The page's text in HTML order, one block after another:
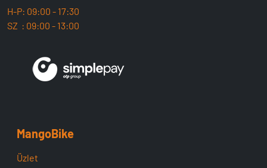
H-P: 09:00 - 17:30
SZ : 09:00 - 13:00
MangoBike
Üzlet